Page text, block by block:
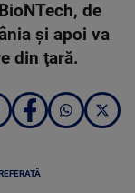
de
şi apoi va
din ţară.